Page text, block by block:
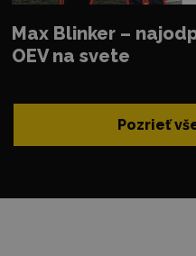
Pozrieť
Max Blinker –
OEV na svete